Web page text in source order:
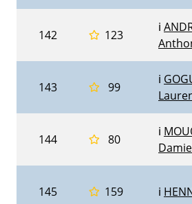
142 123
ℹ️
143 99
ℹ️
144 80
ℹ️
145 159 ℹ️